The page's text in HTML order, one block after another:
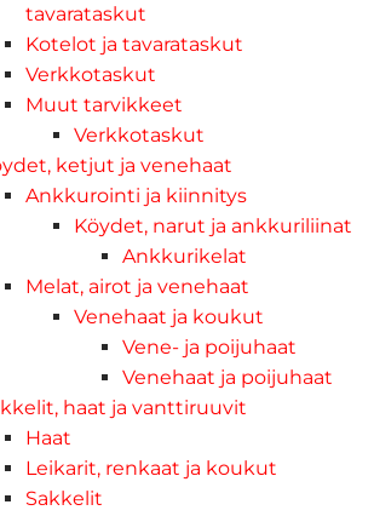
tavarataskut
Kotelot ja tavarataskut
Verkkotaskut
Muut tarvikkeet
Verkkotaskut
ketjut ja venehaat
Ankkurointi ja kiinnitys
Köydet, narut ja ankkuriliinat
Ankkurikelat
Melat, airot ja venehaat
Venehaat ja koukut
Vene- ja poijuhaat
Venehaat ja poijuhaat
haat ja vanttiruuvit
Haat
Leikarit, renkaat ja koukut
Sakkelit